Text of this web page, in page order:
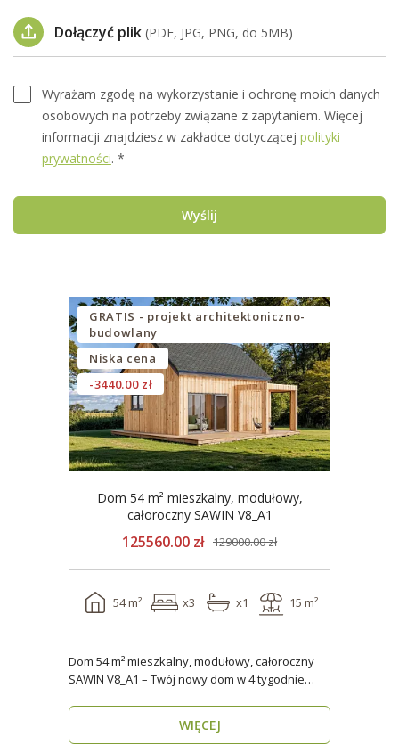
Dołączyć plik (PDF, JPG, PNG, do 5MB)
Wyrażam zgodę na wykorzystanie i ochronę moich danych
osobowych na potrzeby związane z zapytaniem. Więcej
informacji znajdziesz w zakładce dotyczącej polityki
prywatności. *
Wyślij
GRATIS - projekt architektoniczno-
budowlany
Niska cena
-3440.00 zł
Dom 54 m² mieszkalny, modułowy,
całoroczny SAWIN V8_A1
125560.00 zł 129000.00 zł
54 m² x3 x1 15 m²
Dom 54 m² mieszkalny, modułowy, całoroczny
SAWIN V8_A1 – Twój nowy dom w 4 tygodnie
WIĘCEJ